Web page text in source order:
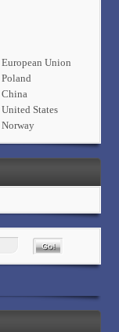
European Union
Poland
China
United States
Norway